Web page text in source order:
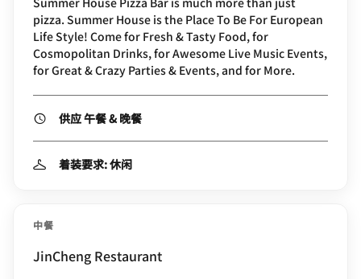
pizza. Summer House is the Place To Be For European
Life Style! Come for Fresh & Tasty Food, for
Cosmopolitan Drinks, for Awesome Live Music Events,
for Great & Crazy Parties & Events, and for More.
供应 午餐 & 晚餐
着装要求: 休闲
中餐
JinCheng Restaurant